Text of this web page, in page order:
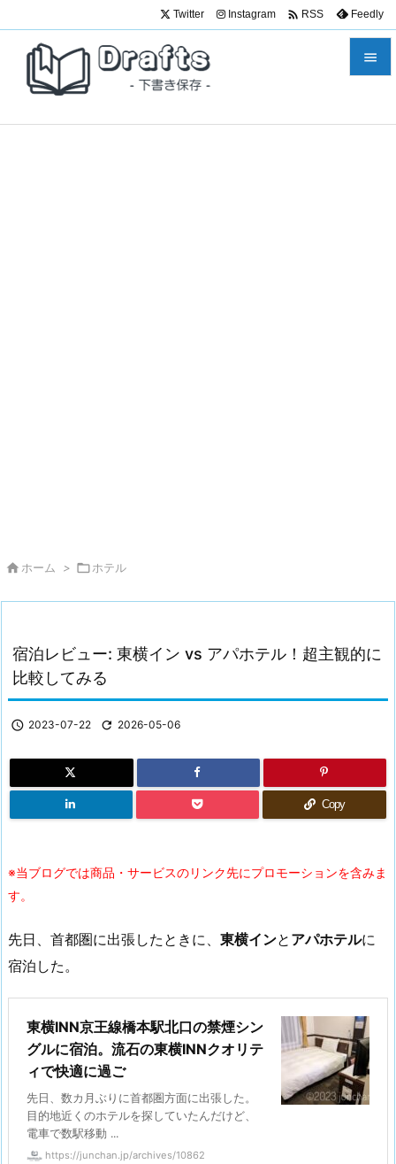

Twitter Instagram  RSS Feedly
 ホーム > ホテル
宿泊レビュー: 東横イン vs アパホテル！超主観的に
比較してみる
 2023-07-22  2026-05-06
Copy
※当ブログでは商品・サービスのリンク先にプロモーションを含みま
す。
先日、首都圏に出張したときに、 東横インと アパホテルに
宿泊した。
東横INN京王線橋本駅北口の禁煙シン
グルに宿泊。流石の東横INNクオリテ
ィで快適に過ご
先日、数カ月ぶりに首都圏方面に出張した。
目的地近くのホテルを探していたんだけど、
電車で数駅移動 ...
https://junchan.jp/archives/10862